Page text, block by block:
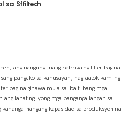
sa Sffiltech
ang nangungunang pabrika ng filter bag na
pangako sa kahusayan, nag-aalok kami ng
bag na ginawa mula sa iba't ibang mga
ang lahat ng iyong mga pangangailangan sa
kahanga-hangang kapasidad sa produksyon na